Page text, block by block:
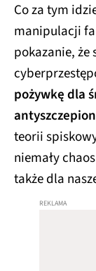
Co za tym
manipulacji
pokazanie,
pożywkę dla
teorii
niemały
także dla